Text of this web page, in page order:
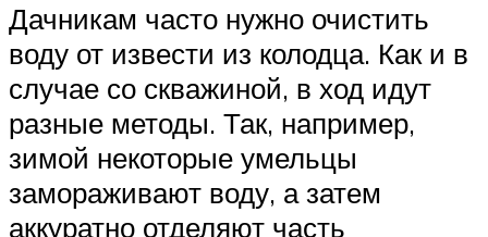
Дачникам часто нужно очистить
воду от извести из колодца. Как и в
случае со скважиной, в ход идут
разные методы. Так, например,
зимой некоторые умельцы
замораживают воду, а затем
аккуратно отделяют часть